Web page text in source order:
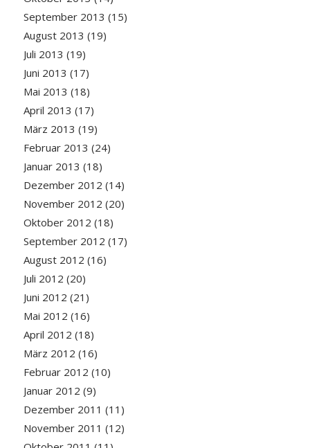
September 2013 (15)
August 2013 (19)
Juli 2013 (19)
Juni 2013 (17)
Mai 2013 (18)
April 2013 (17)
März 2013 (19)
Februar 2013 (24)
Januar 2013 (18)
Dezember 2012 (14)
November 2012 (20)
Oktober 2012 (18)
September 2012 (17)
August 2012 (16)
Juli 2012 (20)
Juni 2012 (21)
Mai 2012 (16)
April 2012 (18)
März 2012 (16)
Februar 2012 (10)
Januar 2012 (9)
Dezember 2011 (11)
November 2011 (12)